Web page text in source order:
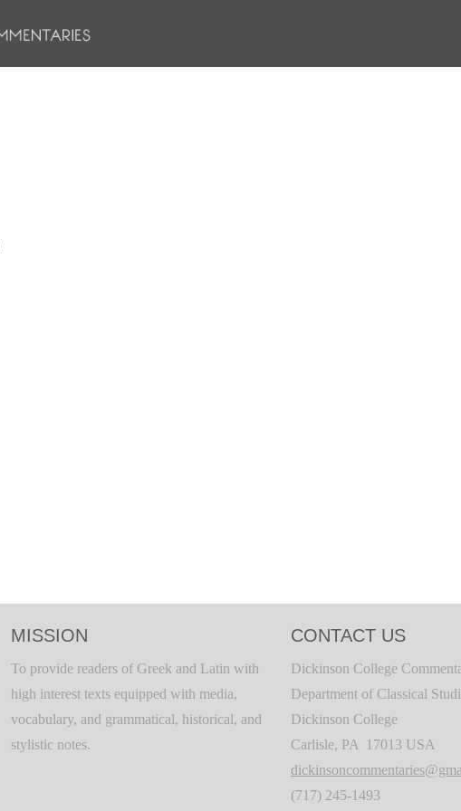
MISSION
To provide readers of Greek and Latin with
high interest texts equipped with media,
vocabulary, and grammatical, historical, and
stylistic notes.
CONTACT US
Dickinson College
Department of Classical
Dickinson College
Carlisle, PA 17013 USA
(717) 245-1493